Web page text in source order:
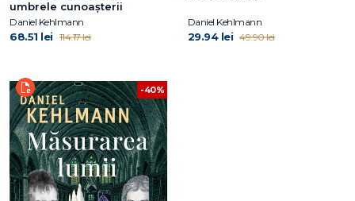
umbrele cunoașterii
Daniel Kehlmann
68.51 lei 114.17 lei
Daniel Kehlmann
29.94 lei 49.90 lei
-40%